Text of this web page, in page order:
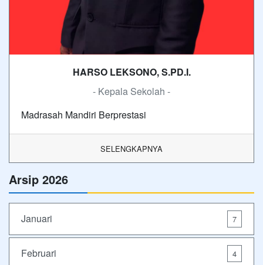
HARSO LEKSONO, S.PD.I.
- Kepala Sekolah -
Madrasah Mandiri Berprestasi
SELENGKAPNYA
Arsip 2026
Januari 7
Februari 4